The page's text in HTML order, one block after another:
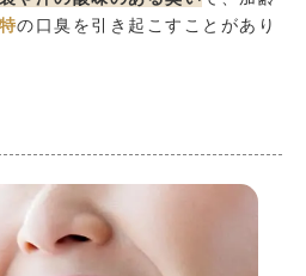
の口臭を引き起こすことがあり